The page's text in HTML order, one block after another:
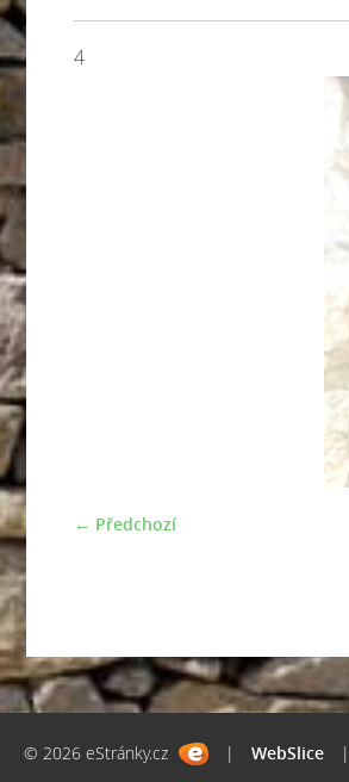
4
← Předchozí
© 2026 eStránky.cz | WebSlice |